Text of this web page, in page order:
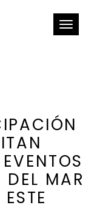
Toggle
MAR